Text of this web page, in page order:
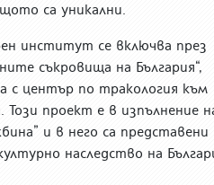
са уникални.
институт се включва през
съкровища на България“,
с център по тракология към
проект е в изпълнение
и в него са представени
наследство на